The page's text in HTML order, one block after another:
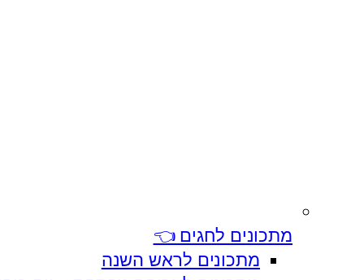
מתכונים לחגים 👈
מתכונים לראש השנה